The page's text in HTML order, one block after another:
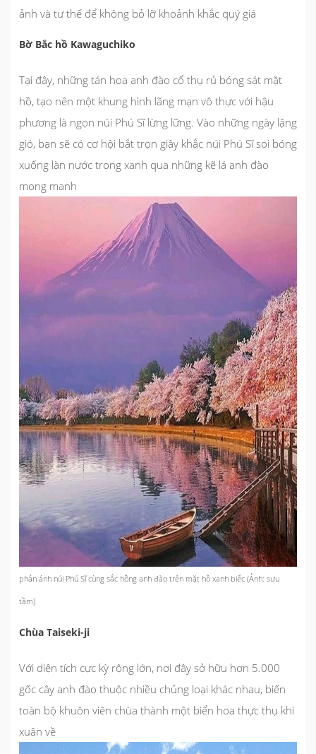
ảnh và tư thế để không bỏ lỡ khoảnh khắc quý giá
Bờ Bắc hồ Kawaguchiko
Tại đây, những tán hoa anh đào cổ thụ rủ bóng sát mặt
hồ, tạo nên một khung hình lãng mạn vô thực với hậu
phương là ngọn núi Phú Sĩ lừng lững. Vào những ngày lặng
gió, bạn sẽ có cơ hội bắt trọn giây khắc núi Phú Sĩ soi bóng
xuống làn nước trong xanh qua những kẽ lá anh đào
mong manh
phản ánh núi Phú Sĩ cùng sắc hồng anh đào trên mặt hồ xanh biếc (Ảnh: sưu
tầm)
Chùa Taiseki-ji
Với diện tích cực kỳ rộng lớn, nơi đây sở hữu hơn 5.000
gốc cây anh đào thuộc nhiều chủng loại khác nhau, biến
toàn bộ khuôn viên chùa thành một biển hoa thực thụ khi
xuân về